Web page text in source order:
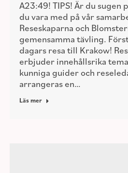
A23:49! TIPS! Är du sugen
du vara med på vår
Reseskaparna och
gemensamma tävling.
dagars resa till Krakow!
erbjuder innehållsrika
kunniga guider och
arrangeras en…
Läs mer